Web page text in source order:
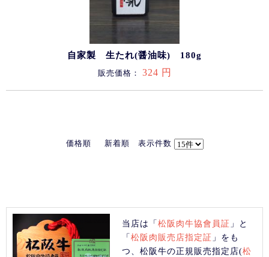
自家製 生たれ(醤油味) 180g
販売価格： 324 円
価格順 新着順 表示件数
当店は「松阪肉牛協會員証 」と
「松阪肉販売店指定証 」をも
つ、松阪牛の正規販売指定店(松